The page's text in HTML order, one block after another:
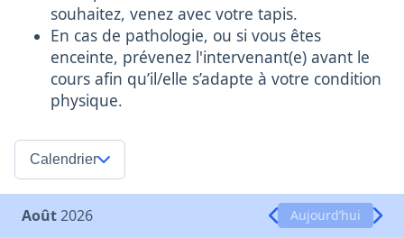
souhaitez, venez avec votre tapis.
En cas de pathologie, ou si vous êtes
enceinte, prévenez l'intervenant(e) avant le
cours afin qu’il/elle s’adapte à votre condition
physique.
Calendrier
Août2026 Aujourd’hui